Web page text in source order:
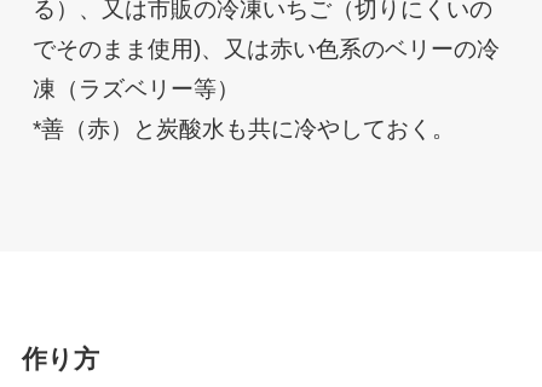
る）、又は市販の冷凍いちご（切りにくいの
でそのまま使用)、又は赤い色系のベリーの冷
凍（ラズベリー等）
*善（赤）と炭酸水も共に冷やしておく。
作り方